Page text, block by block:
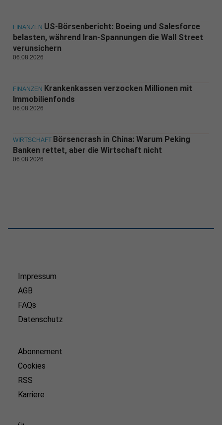
FINANZEN US-Börsenbericht: Boeing und Salesforce
belasten, während Iran-Spannungen die Wall Street
verunsichern
06.08.2026
FINANZEN Krankenkassen verzocken Millionen mit
Immobilienfonds
06.08.2026
WIRTSCHAFT Börsencrash in China: Warum Peking
Banken rettet, aber die Wirtschaft nicht
06.08.2026
Impressum
AGB
FAQs
Datenschutz
Abonnement
Cookies
RSS
Karriere